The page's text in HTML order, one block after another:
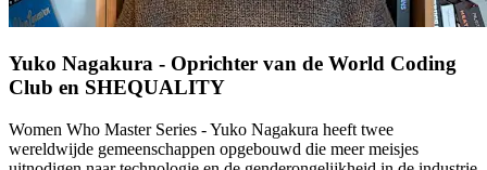
Yuko Nagakura - Oprichter van de World Coding
Club en SHEQUALITY
Women Who Master Series - Yuko Nagakura heeft twee
wereldwijde gemeenschappen opgebouwd die meer meisjes